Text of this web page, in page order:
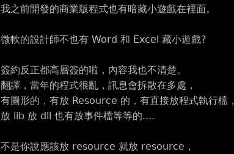
我之前開發的商業版程式也有暗藏小遊戲在裡面。
微軟的設計師不也有 Word 和 Excel 藏小遊戲?
簽約反正都高層簽的啦，內容我也不清楚。
翻譯，當年的程式很亂，訊息會拆散在多處，
有圖形的，有放 Resource 的，有直接放程式執行檔，
放 lib 放 dll 也有放事件檔等等的....
不是你說應該放 resource 就放 resource，